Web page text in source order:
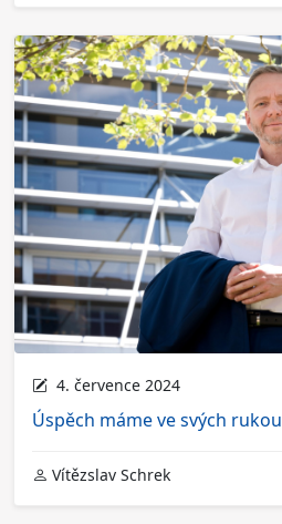
4. července 2024
Úspěch máme ve svých rukou
Vítězslav Schrek